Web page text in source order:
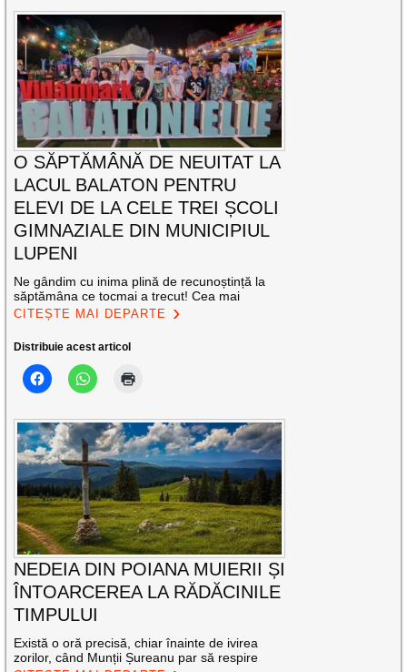
O SĂPTĂMÂNĂ DE NEUITAT LA
LACUL BALATON PENTRU
ELEVI DE LA CELE TREI ȘCOLI
GIMNAZIALE DIN MUNICIPIUL
LUPENI
Ne gândim cu inima plină de recunoștință la
săptămâna ce tocmai a trecut! Cea mai
CITEȘTE MAI DEPARTE
Distribuie acest articol
NEDEIA DIN POIANA MUIERII ȘI
ÎNTOARCEREA LA RĂDĂCINILE
TIMPULUI
Există o oră precisă, chiar înainte de ivirea
zorilor, când Munții Șureanu par să respire